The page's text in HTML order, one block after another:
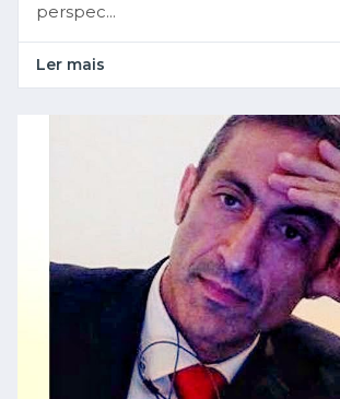
perspec...
Ler mais